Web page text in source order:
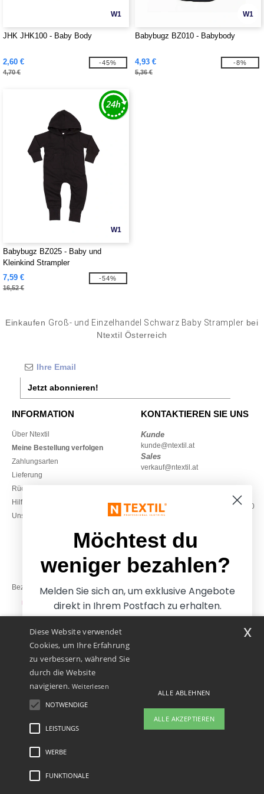
W1
JHK JHK100 - Baby Body
2,60 €
4,70 €
-45%
W1
Babybugz BZ010 - Babybody
4,93 €
5,36 €
-8%
W1
Babybugz BZ025 - Baby und
Kleinkind Strampler
7,59 €
16,52 €
-54%
Einkaufen Groß- und Einzelhandel Schwarz Baby Strampler bei
Ntextil Österreich
Jetzt abonnieren!
INFORMATION
Über Ntextil
Meine Bestellung verfolgen
Zahlungsarten
Lieferung
Rückerstattungen / Rückgaben
Hilfe & FAQs
Unsere Engagements
KONTAKTIEREN SIE UNS
Kunde
kunde@ntextil.at
Sales
verkauf@ntextil.at
Montag – Donnerstag: 10:00–13:00
& 14:00–17:30
Freitag: 10:00–14:00
Bezahlung mit
Unsere Paketzusteller
Rechtliche Hinweise
Diese Website verwendet
Cookies, um Ihre Erfahrung
zu verbessern, während Sie
durch die Website
navigieren. Weiterlesen
NOTWENDIGE
LEISTUNGS
WERBE
FUNKTIONALE
ALLE ABLEHNEN
ALLE AKZEPTIEREN
x
Möchtest du
weniger bezahlen?
Melden Sie sich an, um exklusive Angebote
direkt in Ihrem Postfach zu erhalten.
Ja, ich möchte weniger
bezahlen
Nein danke, ich möchte mehr bezahlen.